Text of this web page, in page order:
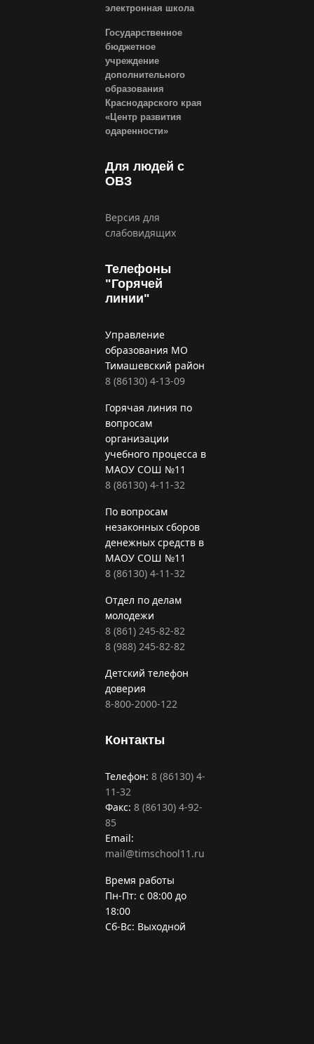
электронная школа
Государственное
бюджетное
учреждение
дополнительного
образования
Краснодарского края
«Центр развития
одаренности»
Для людей с
ОВЗ
Версия для
слабовидящих
Телефоны
"Горячей
линии"
Управление
образования МО
Тимашевский район
8 (86130) 4-13-09
Горячая линия по
вопросам
организации
учебного процесса в
МАОУ СОШ №11
8 (86130) 4-11-32
По вопросам
незаконных сборов
денежных средств в
МАОУ СОШ №11
8 (86130) 4-11-32
Отдел по делам
молодежи
8 (861) 245-82-82
8 (988) 245-82-82
Детский телефон
доверия
8-800-2000-122
Контакты
Телефон: 8 (86130) 4-
11-32
Факс: 8 (86130) 4-92-
85
Email:
mail@timschool11.ru
Время работы
Пн-Пт: с 08:00 до
18:00
Сб-Вс: Выходной